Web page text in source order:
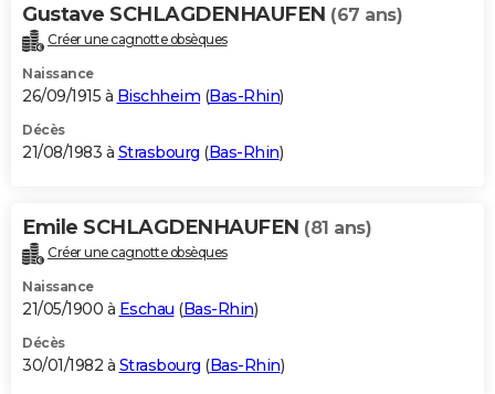
Gustave SCHLAGDENHAUFEN (67 ans)
Créer une cagnotte obsèques
Naissance
26/09/1915 à Bischheim (Bas-Rhin)
Décès
21/08/1983 à Strasbourg (Bas-Rhin)
Emile SCHLAGDENHAUFEN (81 ans)
Créer une cagnotte obsèques
Naissance
21/05/1900 à Eschau (Bas-Rhin)
Décès
30/01/1982 à Strasbourg (Bas-Rhin)